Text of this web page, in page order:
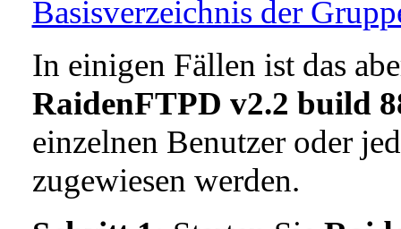
Basisverzeichnis der
In einigen Fällen ist das
RaidenFTPD v2.2 build
einzelnen Benutzer oder
zugewiesen werden.